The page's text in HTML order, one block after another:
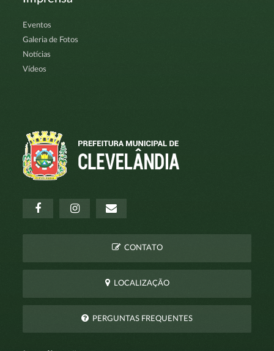
Eventos
Galeria de Fotos
Notícias
Vídeos
CONTATO
LOCALIZAÇÃO
PERGUNTAS FREQUENTES